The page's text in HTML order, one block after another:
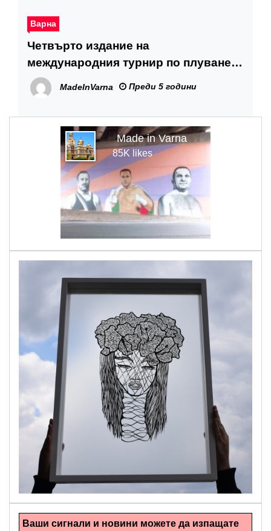
Варна
Четвърто издание на
международния турнир по плуване
Black Sea Cup
MadeInVarna Преди 5 години
Made in Varna
85K likes
Ръчно изрязани картини
Ваши сигнали и новини можете да изпащате